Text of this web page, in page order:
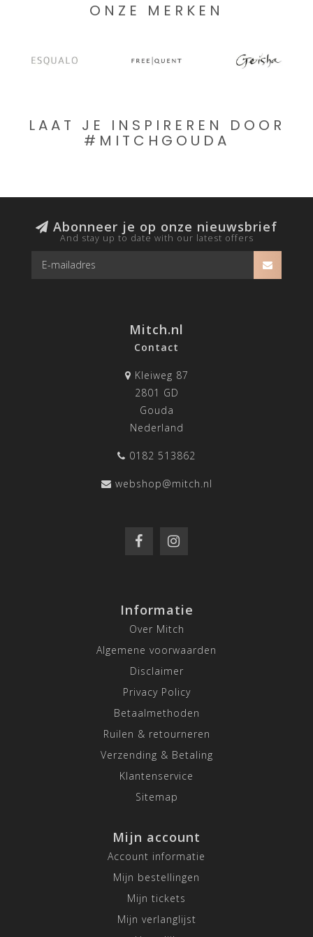
ONZE MERKEN
LAAT JE INSPIREREN DOOR
#MITCHGOUDA
Abonneer je op onze nieuwsbrief
And stay up to date with our latest offers
Mitch.nl
Contact
Kleiweg 87
2801 GD
Gouda
Nederland
0182 513862
webshop@mitch.nl
Informatie
Over Mitch
Algemene voorwaarden
Disclaimer
Privacy Policy
Betaalmethoden
Ruilen & retourneren
Verzending & Betaling
Klantenservice
Sitemap
Mijn account
Account informatie
Mijn bestellingen
Mijn tickets
Mijn verlanglijst